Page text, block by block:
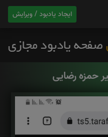
ایجاد یادبود / ویرایش
حمزه رضایی